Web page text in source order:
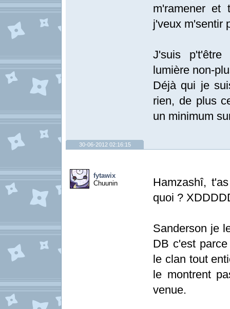
m'ramener
j'veux m'sentir
J'suis
lumière non-
Déjà qui je
rien, de plus
un minimum
30-06-2012 02:16:15
fytawix
Chuunin
Hamzashî,
quoi ?
Sanderson je
DB c'est
le clan tout
le montrent
venue.